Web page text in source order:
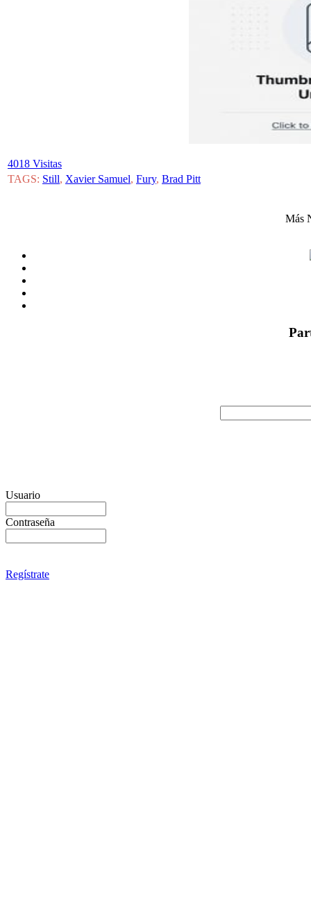
4018 Visitas
TAGS: Still, Xavier Samuel, Fury, Brad Pitt
Más
Usuario
Contraseña
Regístrate